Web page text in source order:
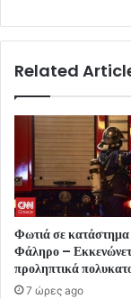
Related
Φωτιά σε
Φάληρο –
προληπτικά
7 ώρες ago